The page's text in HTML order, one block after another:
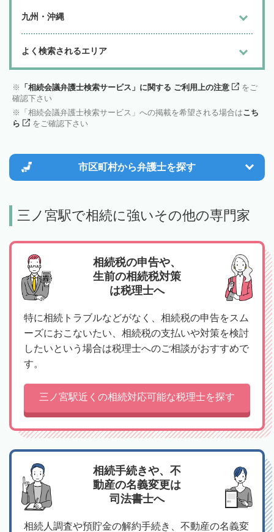
九州・沖縄
よく検索されるエリア
「相続会議弁護士検索サービス」に関する ご利用上の注意
をご
確認下さい
「相続会議弁護士検索サービス」への掲載を希望される場合はこち
ら
をご確認下さい
市区町村から弁護士を探す
三ノ宮駅で相続に強いその他の専門家
相続税の申告や、
生前の相続税対策
は税理士へ
特に相続トラブルなどがなく、相続税の申告をスム
ーズにおこないたい、相続税の支払いや対策を検討
したいという場合は税理士へのご相談がおすすめで
す。
三ノ宮駅近くの相続対応可能な税理士を探す
相続手続きや、不
動産の名義変更は
司法書士へ
相続人調査や預貯金の解約手続き、不動産の名義変